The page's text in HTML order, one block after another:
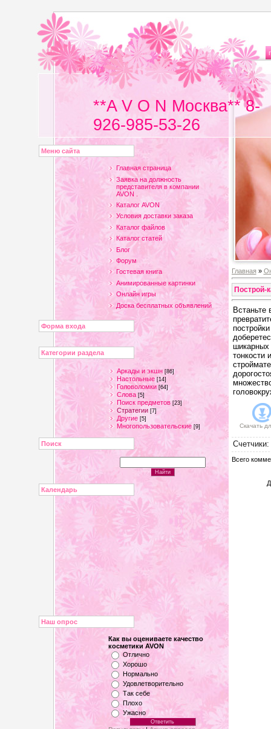
**A V O N Москва** 8-
926-985-53-26
Меню сайта
Главная страница
Заявка на должность
представителя в компании
AVON .
Каталог AVON
Условия доставки заказа
Каталог файлов
Каталог статей
Блог
Форум
Гостевая книга
Анимированные картинки
Онлайн игры
Доска бесплатных объявлений
Форма входа
Категории раздела
Аркады и экшн [86]
Настольные [14]
Головоломки [64]
Слова [5]
Поиск предметов [23]
Стратегии [7]
Другие [5]
Многопользовательские [9]
Поиск
Календарь
Наш опрос
Как вы оцениваете качество
косметики AVON
Отлично
Хорошо
Нормально
Удовлетворительно
Так себе
Плохо
Ужасно
Главная»
Построй-
Встаньте
шикарных
тонкости
Скачать
Счетчики:
Всего